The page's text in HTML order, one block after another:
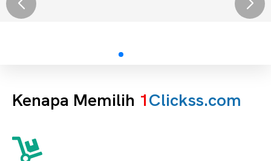
Kenapa Memilih 1Clickss.com